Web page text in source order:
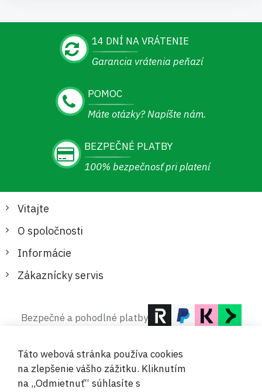
14 DNÍ NA VRÁTENIE
Garancia vrátenia peňazí
POMOC
Máte otázky? Napíšte nám.
BEZPEČNÉ PLATBY
100% bezpečnosť pri platení
Vitajte
O spoločnosti
Informácie
Zákaznícky servis
Bezpečné a pohodlné platby
Táto webová stránka používa cookies
na zlepšenie vášho zážitku. Kliknutím
na „Odmietnuť“ súhlasíte s